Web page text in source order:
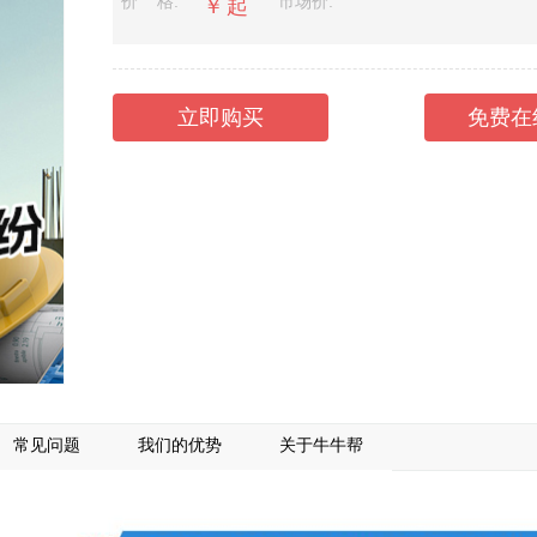
￥ 起
立即购买 免费
常见问题 我们的优势 关于牛牛帮